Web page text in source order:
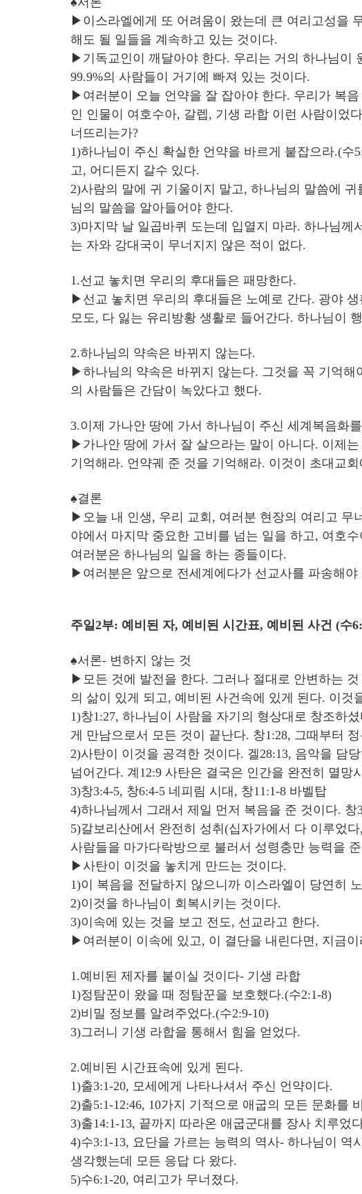
▶이스라엘에게 또 어려움이 왔는데 큰 여리고성을
해도 될 일들을 계속하고 있는 것이다.
▶기독교인이 깨달아야 한다. 우리는 거의 하나님이
99.9%의 사람들이 거기에 빠져 있는 것이다.
▶여러분이 오늘 언약을 잘 잡아야 한다. 우리가 복
인 인물이 여호수아, 갈렙, 기생 라합 이런 사람이었
너뜨리는가?
1)하나님이 주신 확실한 언약을 바르게 붙잡으라.(
고, 어디든지 갈수 있다.
2)사람의 말에 귀 기울이지 말고, 하나님의 말씀에
님의 말씀을 알아들어야 한다.
3)마지막 날 일곱바퀴 도는데 입열지 마라. 하나님
는 자와 강대국이 무너지지 않은 적이 없다.
1.선교 놓치면 우리의 후대들은 패망한다.
▶선교 놓치면 우리의 후대들은 노예로 간다. 광야
모도, 다 잃는 유리방황 생활로 들어간다. 하나님이
2.하나님의 약속은 바뀌지 않는다.
▶하나님의 약속은 바뀌지 않는다. 그것을 꼭 기억
의 사람들은 간담이 녹았다고 했다.
3.이제 가나안 땅에 가서 하나님이 주신 세계복음화
▶가나안 땅에 가서 잘 살으라는 말이 아니다. 이제
기억해라. 언약궤 준 것을 기억해라. 이것이 초대교
♠결론
▶오늘 내 인생, 우리 교회, 여러분 현장의 여리고 무
야에서 마지막 중요한 고비를 넘는 일을 하고, 여호
여러분은 하나님의 일을 하는 종들이다.
▶여러분은 앞으로 전세계에다가 선교사를 파송해
주일2부: 예비된 자, 예비된 시간표, 예비된 사건 (수
♠서론- 변하지 않는 것
▶모든 것에 발전을 한다. 그러나 절대로 안변하는
의 삶이 있게 되고, 예비된 사건속에 있게 된다. 이
1)창1:27, 하나님이 사람을 자기의 형상대로 창조하
게 만남으로서 모든 것이 끝난다. 창1:28, 그때부터
2)사탄이 이것을 공격한 것이다. 겔28:13, 음악을 담
넘어간다. 계12:9 사탄은 결국은 인간을 완전히 멸망
3)창3:4-5, 창6:4-5 네피림 시대, 창11:1-8 바벨탑
4)하나님께서 그래서 제일 먼저 복음을 준 것이다.
5)갈보리산에서 완전히 성취(십자가에서 다 이루었
사람들을 마가다락방으로 불러서 성령충만 능력을
▶사탄이 이것을 놓치게 만드는 것이다.
1)이 복음을 전달하지 않으니까 이스라엘이 당연히
2)이것을 하나님이 회복시키는 것이다.
3)이속에 있는 것을 보고 전도, 선교라고 한다.
▶여러분이 이속에 있고, 이 결단을 내린다면, 지금
1.예비된 제자를 붙이실 것이다- 기생 라합
1)정탐꾼이 왔을 때 정탐꾼을 보호했다.(수2:1-8)
2)비밀 정보를 알려주었다.(수2:9-10)
3)그러니 기생 라합을 통해서 힘을 얻었다.
2.예비된 시간표속에 있게 된다.
1)출3:1-20, 모세에게 나타나셔서 주신 언약이다.
2)출5:1-12:46, 10가지 기적으로 애굽의 모든 문화를
3)출14:1-13, 끝까지 따라온 애굽군대를 장사 치루었
4)수3:1-13, 요단을 가르는 능력의 역사- 하나님이
생각했는데 모든 응답 다 왔다.
5)수6:1-20, 여리고가 무너졌다.